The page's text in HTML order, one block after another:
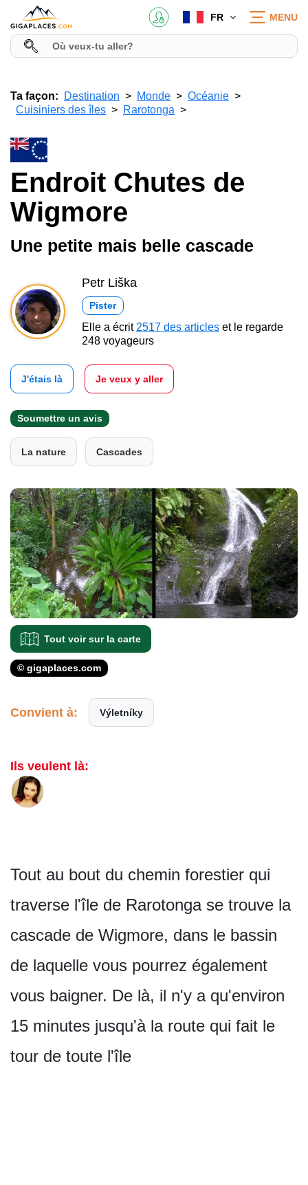
FR MENU
Ta façon: Destination Monde
Océanie
Cuisiniers des îles
Rarotonga
Endroit Chutes de
Wigmore
Une petite mais belle cascade
Petr Liška
Pister
Elle a écrit 2517 des articles et le regarde
248 voyageurs
J'étais là Je veux y aller
Soumettre un avis
La nature Cascades
Tout voir sur la carte
© gigaplaces.com
Convient à: Výletníky
Ils veulent là:
Tout au bout du chemin forestier qui
traverse l'île de Rarotonga se trouve la
cascade de Wigmore, dans le bassin
de laquelle vous pourrez également
vous baigner. De là, il n'y a qu'environ
15 minutes jusqu'à la route qui fait le
tour de toute l'île